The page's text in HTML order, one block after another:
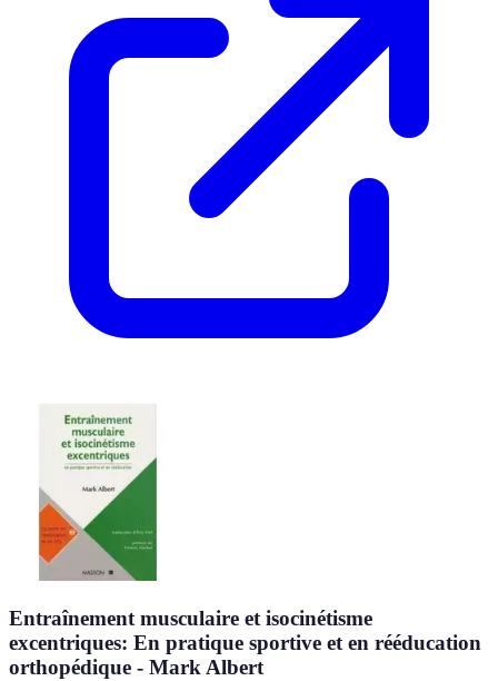
Entraînement musculaire et isocinétisme
excentriques: En pratique sportive et en rééducation
orthopédique - Mark Albert